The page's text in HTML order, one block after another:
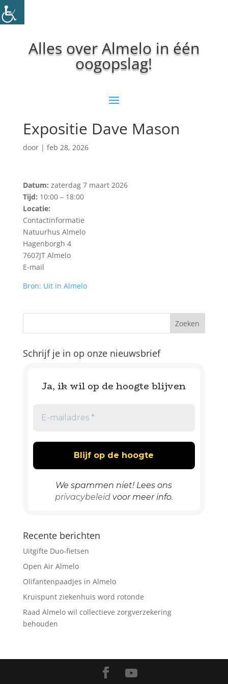
Alles over Almelo in één
oogopslag!
Expositie Dave Mason
door | feb 28, 2026
Datum: zaterdag 7 maart 2026
Tijd: 10:00 – 18:00
Locatie:
Contactinformatie
Natuurhus Almelo
Hagenborgh 4
7607JT Almelo
E-mail
Bron: Uit in Almelo
Schrijf je in op onze nieuwsbrief
Ja, ik wil op de hoogte blijven
We spammen niet! Lees ons
privacybeleidvoor meer info.
Recente berichten
Uitgifte Duo-fietsen
Open Air Almelo
Olifantenpaadjes in Almelo
Kruispunt ziekenhuis word rotonde
Raad Almelo wil collectieve zorgverzekering
behouden